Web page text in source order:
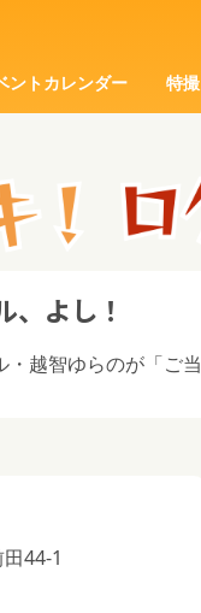
ントカレンダー 特
、よし！
・越智ゆらのが「ご
44-1